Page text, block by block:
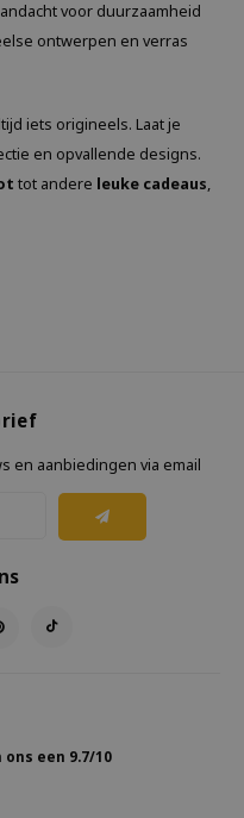
voor duurzaamheid
ontwerpen en verras
iets origineels. Laat je
en opvallende designs.
tot andere leuke cadeaus,
en aanbiedingen via email
ons een 9.7/10